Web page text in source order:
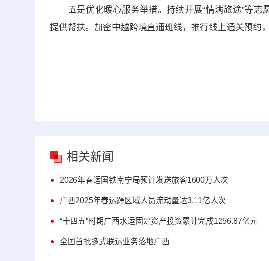
五是优化暖心服务举措。持续开展“情满旅途”等志
提供帮扶。 加密中越跨境直通班线，推行线上通关预约
相关新闻
2026年春运国铁南宁局预计发送旅客1600万人次
广西2025年春运跨区域人员流动量达3.11亿人次
“十四五”时期广西水运固定资产投资累计完成1256.87亿元
全国首批多式联运业务落地广西